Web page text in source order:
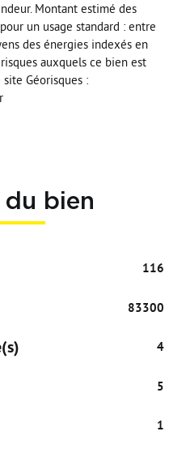
Montant estimé des
un usage standard : entre
des énergies indexés en
auxquels ce bien est
Géorisques :
du bien
116
83300
4
5
1